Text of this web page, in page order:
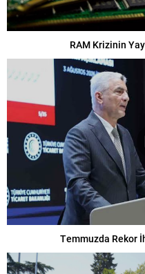
RAM Krizinin
Temmuzda Rekor